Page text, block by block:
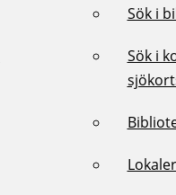
Sök i
Sök i
Lokaler